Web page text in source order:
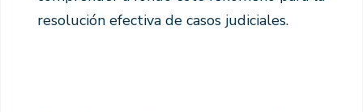
resolución efectiva de casos judiciales.